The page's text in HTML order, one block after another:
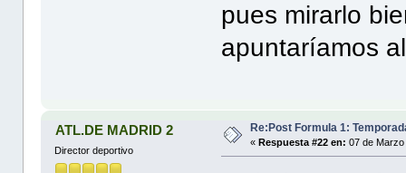
pues mirarlo
apuntaríamos
ATL.DE MADRID 2
Director deportivo
Re:Post Formula 1:
«Respuesta #22 en: 07 de